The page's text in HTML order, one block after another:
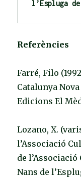
l’Espluga
Referències
Farré, Filo
Catalunya
Edicions El
Lozano, X.
l’Associació
de
Nans de